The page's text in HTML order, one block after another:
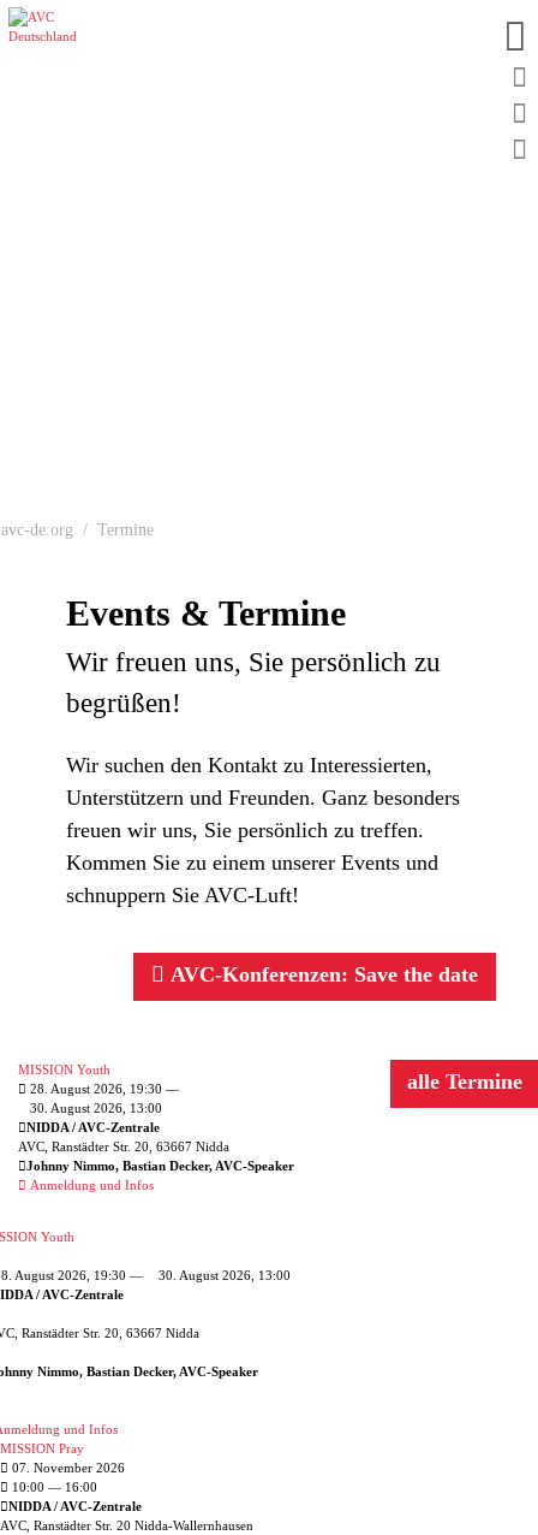
avc-de.org Termine
Events & Termine
Wir freuen uns, Sie persönlich zu
begrüßen!
Wir suchen den Kontakt zu Interessierten,
Unterstützern und Freunden. Ganz besonders
freuen wir uns, Sie persönlich zu treffen.
Kommen Sie zu einem unserer Events und
schnuppern Sie AVC-Luft!
AVC-Konferenzen: Save the date
alle Termine
MISSION Youth
28. August 2026, 19:30 —
30. August 2026, 13:00
NIDDA / AVC-Zentrale
AVC, Ranstädter Str. 20, 63667 Nidda
Johnny Nimmo, Bastian Decker, AVC-Speaker
Anmeldung und Infos
Youth
August 2026, 19:30 —
30. August 2026, 13:00
/ AVC-Zentrale
Ranstädter Str. 20, 63667 Nidda
Nimmo, Bastian Decker, AVC-Speaker
und Infos
MISSION Pray
07. November 2026
10:00 — 16:00
NIDDA / AVC-Zentrale
AVC, Ranstädter Str. 20 Nidda-Wallernhausen